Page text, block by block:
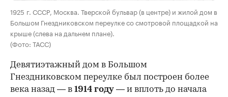
1925 г. СССР, Москва. Тверской бульвар (в центре) и жилой дом в
Большом Гнездниковском переулке со смотровой площадкой на
крыше (слева на дальнем плане).
(Фото: ТАСС)
Девятиэтажный дом в Большом
Гнездниковском переулке был построен более
века назад — в 1914 году — и вплоть до начала